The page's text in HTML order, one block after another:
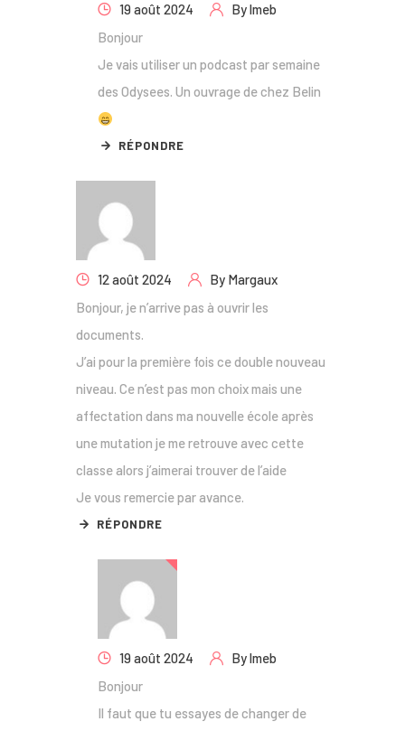
19 août 2024 Bylmeb
Bonjour
Je vais utiliser un podcast par semaine
des Odysees. Un ouvrage de chez Belin
RÉPONDRE
12 août 2024 By Margaux
Bonjour, je n’arrive pas à ouvrir les
documents.
J’ai pour la première fois ce double nouveau
niveau. Ce n’est pas mon choix mais une
affectation dans ma nouvelle école après
une mutation je me retrouve avec cette
classe alors j’aimerai trouver de l’aide
Je vous remercie par avance.
RÉPONDRE
19 août 2024 Bylmeb
Bonjour
Il faut que tu essayes de changer de